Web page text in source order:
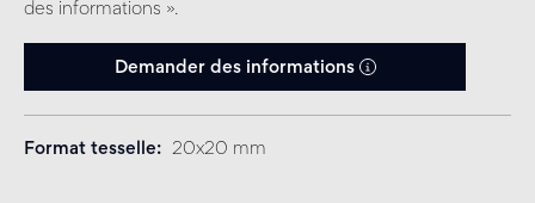
des informations ».
Demander des informations
Format tesselle 20x20 mm